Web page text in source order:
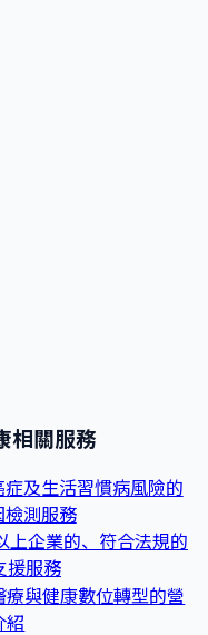
相關服務
及生活習慣病風險的
測服務
上企業的、符合法規的
援服務
與健康數位轉型的營
紹